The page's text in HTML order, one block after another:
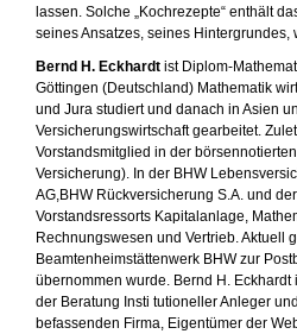
lassen. Solche „Kochrezepte“ enthält
seines Ansatzes, seines Hintergrundes,
Bernd H. Eckhardt ist Diplom-
Göttingen (Deutschland) Mathematik
und Jura studiert und danach in Asien
Versicherungswirtschaft gearbeitet.
Vorstandsmitglied in der
Versicherung). In der BHW
AG,BHW Rückversicherung S.A. und
Vorstandsressorts Kapitalanlage,
Rechnungswesen und Vertrieb. Aktuell
Beamtenheimstättenwerk BHW zur
übernommen wurde. Bernd H.
der Beratung Insti tutioneller Anleger
befassenden Firma, Eigentümer der